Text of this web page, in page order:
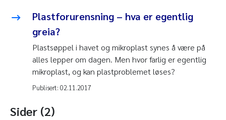
Plastforurensning – hva er egentlig
greia?
Plastsøppel i havet og mikroplast synes å være på
alles lepper om dagen. Men hvor farlig er egentlig
mikroplast, og kan plastproblemet løses?
Publisert: 02.11.2017
Sider (2)